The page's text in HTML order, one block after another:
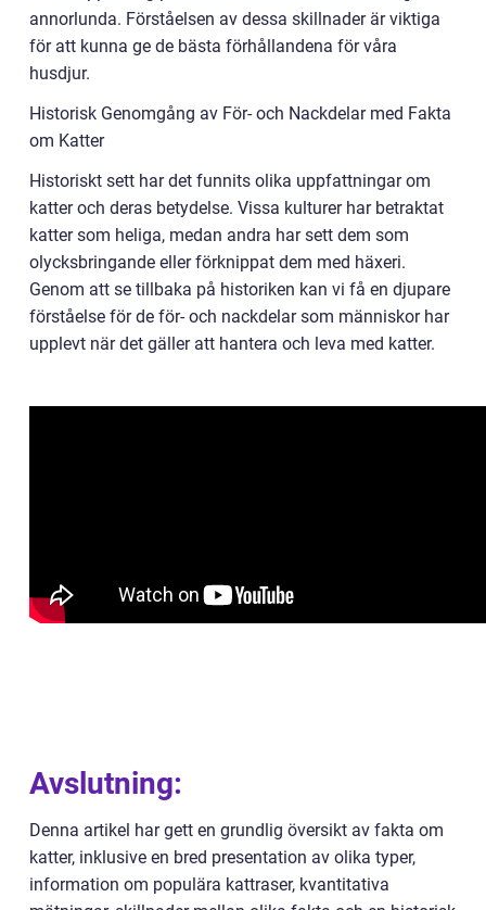
annorlunda. Förståelsen av dessa skillnader är viktiga
för att kunna ge de bästa förhållandena för våra
husdjur.
Historisk Genomgång av För- och Nackdelar med Fakta
om Katter
Historiskt sett har det funnits olika uppfattningar om
katter och deras betydelse. Vissa kulturer har betraktat
katter som heliga, medan andra har sett dem som
olycksbringande eller förknippat dem med häxeri.
Genom att se tillbaka på historiken kan vi få en djupare
förståelse för de för- och nackdelar som människor har
upplevt när det gäller att hantera och leva med katter.
Avslutning:
Denna artikel har gett en grundlig översikt av fakta om
katter, inklusive en bred presentation av olika typer,
information om populära kattraser, kvantitativa